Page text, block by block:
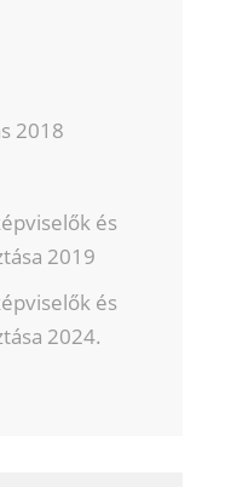
2018
és
2019
és
2024.